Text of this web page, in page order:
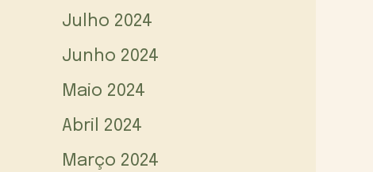
Julho 2024
Junho 2024
Maio 2024
Abril 2024
Março 2024